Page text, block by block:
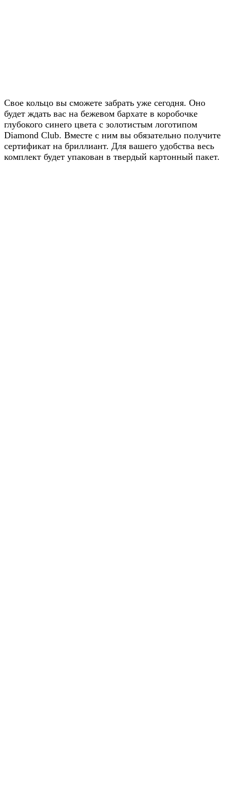
20% от цены на
сайте
Узнавайте условия у наших
менеджеров в WhatsApp
Свое кольцо вы сможете забрать уже сегодня. Оно
будет ждать вас на бежевом бархате в коробочке
глубокого синего цвета с золотистым логотипом
Diamond Club. Вместе с ним вы обязательно получите
сертификат на бриллиант. Для вашего удобства весь
комплект будет упакован в твердый картонный пакет.